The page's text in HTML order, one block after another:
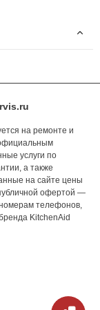
на ремонте и
услуги по
а также
на сайте цены
офертой —
телефонов,
KitchenAid